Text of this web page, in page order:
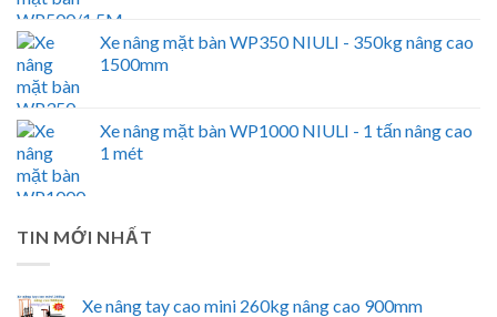
Xe nâng mặt bàn WP350 NIULI - 350kg nâng cao
1500mm
Xe nâng mặt bàn WP1000 NIULI - 1 tấn nâng cao
1 mét
TIN MỚI NHẤT
Xe nâng tay cao mini 260kg nâng cao 900mm